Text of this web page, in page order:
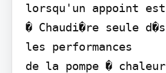
lorsqu'un appoint
� Chaudi�re seule
les performances
de la pompe �